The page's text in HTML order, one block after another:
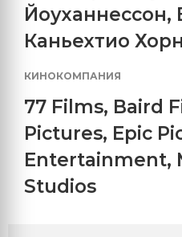
Йоуханнессон,
Каньехтио Хорн
КИНОКОМПАНИЯ
77 Films, Baird
Pictures, Epic
Entertainment,
Studios